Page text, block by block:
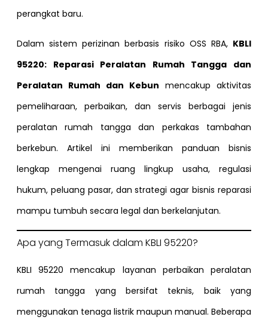
perangkat baru.
Dalam sistem perizinan berbasis risiko OSS RBA, KBLI
95220: Reparasi Peralatan Rumah Tangga dan
Peralatan Rumah dan Kebun mencakup aktivitas
pemeliharaan, perbaikan, dan servis berbagai jenis
peralatan rumah tangga dan perkakas tambahan
berkebun. Artikel ini memberikan panduan bisnis
lengkap mengenai ruang lingkup usaha, regulasi
hukum, peluang pasar, dan strategi agar bisnis reparasi
mampu tumbuh secara legal dan berkelanjutan.
Apa yang Termasuk dalam KBLI 95220?
KBLI 95220 mencakup layanan perbaikan peralatan
rumah tangga yang bersifat teknis, baik yang
menggunakan tenaga listrik maupun manual. Beberapa